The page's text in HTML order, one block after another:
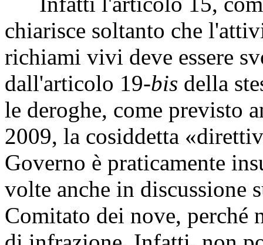
chiarisce soltanto che
richiami vivi deve essere
dall'articolo 19-bis della
le deroghe, come previsto
2009, la cosiddetta
Governo è praticamente
volte anche in discussione
Comitato dei nove, perché